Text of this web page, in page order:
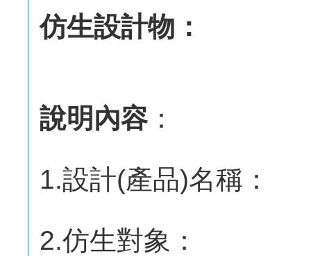
仿生設計物：
說明內容：
1.設計(產品)名稱：
2.仿生對象：